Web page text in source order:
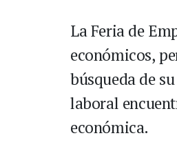
La Feria de
económicos,
búsqueda de
laboral
económica.